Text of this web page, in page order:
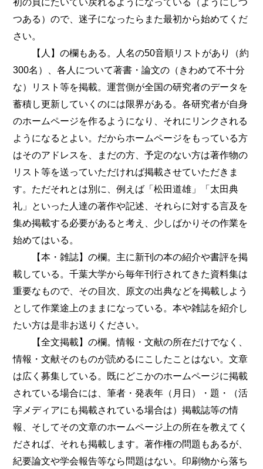
つある）ので、迷子になったらまた最初から始めてくだ
さい。
【人】の欄もある。人名の50音順リストがあり（約
300名）、各人について著書・論文の（きわめて不十分
な）リスト等を掲載。運営側が全国の研究者のデータを
蓄積し更新していくのには限界がある。各研究者が自身
のホームページを作るようになり、それにリンクされる
ようになるとよい。だからホームページをもっている方
はそのアドレスを、まだの方、予定のない方は著作物の
リスト等を送っていただければ掲載させていただきま
す。ただそれとは別に、例えば「松田道雄」「太田典
礼」といった人達の著作や記述、それらに対する言及を
集め掲載する必要があると考え、少しばかりその作業を
始めてはいる。
【本・雑誌】の欄。主に新刊の本の紹介や書評を掲
載している。千葉大学から毎年刊行されてきた資料集は
重要なもので、その目次、原文の出典などを掲載しよう
として作業途上のままになっている。本や雑誌を紹介し
たい方は是非お送りください。
【全文掲載】の欄。情報・文献の所在だけでなく、
情報・文献そのものが読めるにこしたことはない。文章
は広く募集している。既にどこかのホームページに掲載
されている場合には、筆者・発表年（月日）・題・（活
字メディアにも掲載されている場合は）掲載誌等の情
報、そしてその文章のホームページ上の所在を教えてく
だされば、それも掲載します。著作権の問題もあるが、
紀要論文や学会報告等なら問題はない。印刷物から落ち